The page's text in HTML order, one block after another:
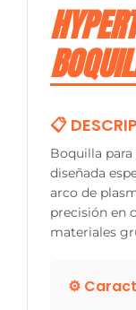
📋
Boquilla
diseñada
arco de
precisión en
materiales
⚙️